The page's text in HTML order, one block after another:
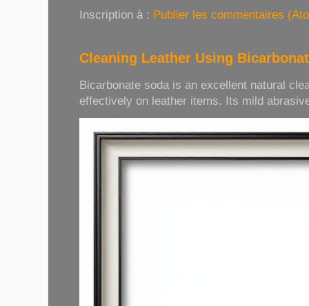
Inscription à : Publier les commentaires
Cleaning Leather Using
Bicarbonate soda is an excellent natural
effectively on leather items. Its mild